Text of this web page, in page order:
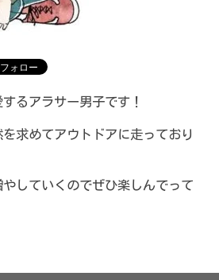
るアラサー男子です！
求めてアウトドアに走っており
していくのでぜひ楽しんでって